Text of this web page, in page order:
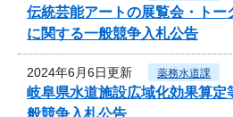
伝統芸能アートの展覧会・トー
に関する一般競争入札公告
2024年6月6日更新 薬務水道課
岐阜県水道施設広域化効果算定
般競争入札公告